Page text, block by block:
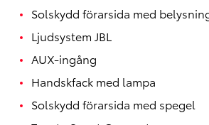
Solskydd förarsida med
Ljudsystem JBL
AUX-ingång
Handskfack med lampa
Solskydd förarsida med spegel